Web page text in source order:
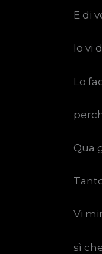
E di
Io vi
Lo
Qua
Vi
sì